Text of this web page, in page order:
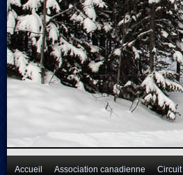
Accueil Association canadienne